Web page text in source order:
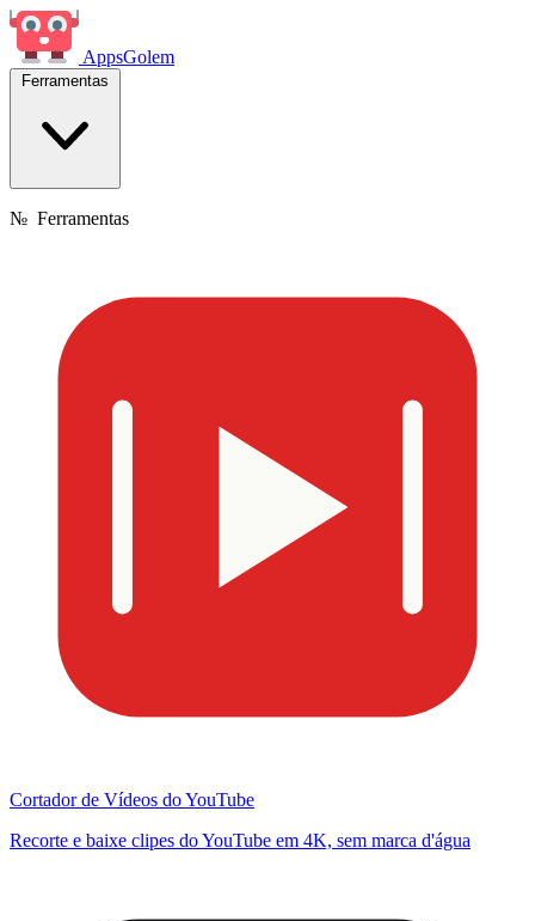
AppsGolem
Ferramentas
№ Ferramentas
Cortador de Vídeos do YouTube
Recorte e baixe clipes do YouTube em 4K, sem marca d'água